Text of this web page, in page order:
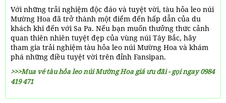
Với những trải nghiệm độc đáo và tuyệt vời, tàu hỏa leo núi
Mường Hoa đã trở thành một điểm đến hấp dẫn của du
khách khi đến với Sa Pa. Nếu bạn muốn thưởng thức cảnh
quan thiên nhiên tuyệt đẹp của vùng núi Tây Bắc, hãy
tham gia trải nghiệm tàu hỏa leo núi Mường Hoa và khám
phá những điều tuyệt vời trên đỉnh Fansipan.
>>>Mua vé tàu hỏa leo núi Mường Hoa giá ưu đãi - gọi ngay 0984
419 471